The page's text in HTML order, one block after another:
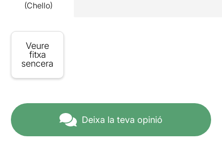
(Chello)
Veure
fitxa
sencera
Deixa la teva opinió